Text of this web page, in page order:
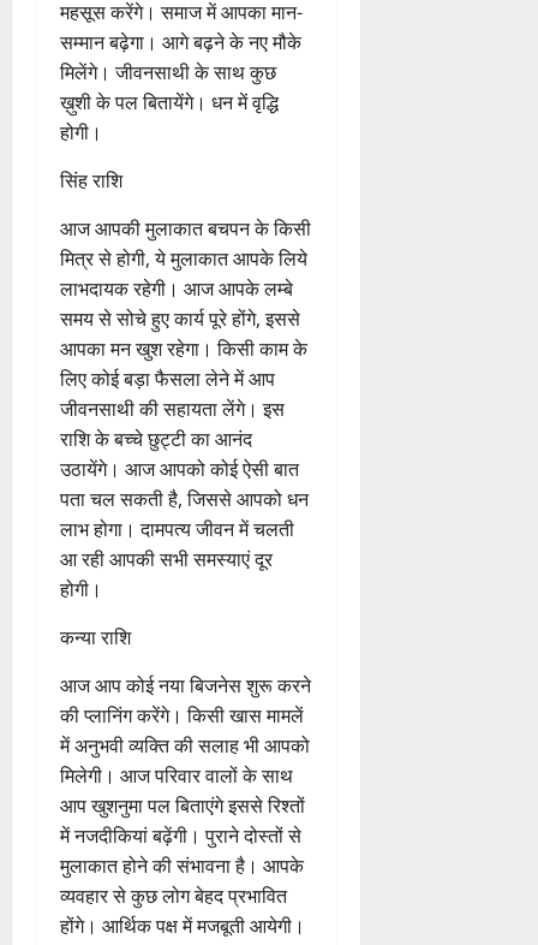
आयेगा। आज आपकी रचनात्मक
प्रतिभा खुलकर लोगों के सामने
आयेगी। आपकी आर्थिक स्थिति में
बढ़ोतरी होगी। माता-पिता के साथ
किसी धार्मिक कार्य की योजना
बनायेंगे।आज आप खुद को सेहतमंद
महसूस करेंगे। समाज में आपका मान-
सम्मान बढ़ेगा। आगे बढ़ने के नए मौके
मिलेंगे। जीवनसाथी के साथ कुछ
ख़ुशी के पल बितायेंगे। धन में वृद्धि
होगी।
सिंह राशि
आज आपकी मुलाकात बचपन के किसी
मित्र से होगी, ये मुलाकात आपके लिये
लाभदायक रहेगी। आज आपके लम्बे
समय से सोचे हुए कार्य पूरे होंगे, इससे
आपका मन खुश रहेगा। किसी काम के
लिए कोई बड़ा फैसला लेने में आप
जीवनसाथी की सहायता लेंगे। इस
राशि के बच्चे छुट्टी का आनंद
उठायेंगे। आज आपको कोई ऐसी बात
पता चल सकती है, जिससे आपको धन
लाभ होगा। दामपत्य जीवन में चलती
आ रही आपकी सभी समस्याएं दूर
होगी।
कन्या राशि
आज आप कोई नया बिजनेस शुरू करने
की प्लानिंग करेंगे। किसी खास मामलें
में अनुभवी व्यक्ति की सलाह भी आपको